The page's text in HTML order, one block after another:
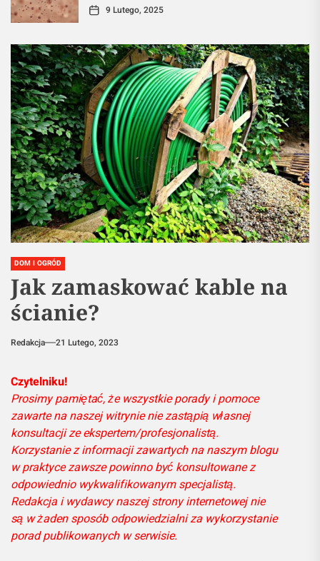
9 Lutego, 2025
DOM I OGRÓD
Jak zamaskować kable na
ścianie?
Redakcja 21 Lutego, 2023
Czytelniku!
Prosimy pamiętać, że wszystkie porady i pomoce
zawarte na naszej witrynie nie zastąpią własnej
konsultacji ze ekspertem/profesjonalistą.
Korzystanie z informacji zawartych na naszym blogu
w praktyce zawsze powinno być konsultowane z
odpowiednio wykwalifikowanym specjalistą.
Redakcja i wydawcy naszej strony internetowej nie
są w żaden sposób odpowiedzialni za wykorzystanie
porad publikowanych w serwisie.